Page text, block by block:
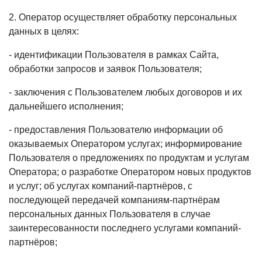
2. Оператор осуществляет обработку персональных
данных в целях:
- идентификации Пользователя в рамках Сайта,
обработки запросов и заявок Пользователя;
- заключения с Пользователем любых договоров и их
дальнейшего исполнения;
- предоставления Пользователю информации об
оказываемых Оператором услугах; информирование
Пользователя о предложениях по продуктам и услугам
Оператора; о разработке Оператором новых продуктов
и услуг; об услугах компаний-партнёров, с
последующей передачей компаниям-партнёрам
персональных данных Пользователя в случае
заинтересованности последнего услугами компаний-
партнёров;